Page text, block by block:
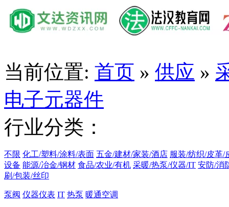
当前位置: 首页 » 供应 »
电子元器件
行业分类：
不限 化工/塑料/涂料/表面 五金/建材/家装/酒店 服装/纺织/皮革/
设备 能源/冶金/钢材 食品/农业/有机 采暖/热泵/仪器/IT 安防/消
刷/包装/丝印
泵阀 仪器仪表 IT 热泵 暖通空调